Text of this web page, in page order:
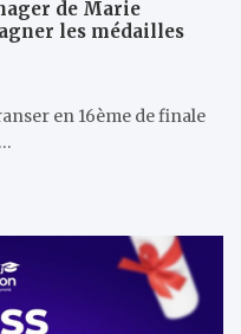
de Marie
les médailles
en 16ème de finale